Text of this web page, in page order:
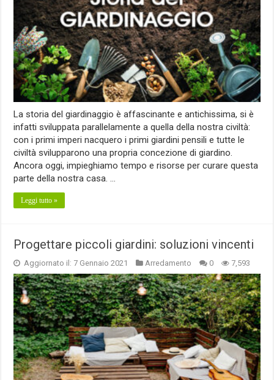
La storia del giardinaggio è affascinante e antichissima, si è
infatti sviluppata parallelamente a quella della nostra civiltà:
con i primi imperi nacquero i primi giardini pensili e tutte le
civiltà svilupparono una propria concezione di giardino.
Ancora oggi, impieghiamo tempo e risorse per curare questa
parte della nostra casa. …
Leggi tutto »
Progettare piccoli giardini: soluzioni vincenti
Aggiornato il: 7 Gennaio 2021 Arredamento 0 7,593